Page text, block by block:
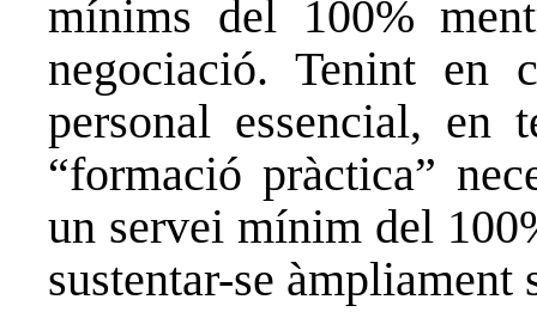
mínims del 100%
negociació. Tenint en
personal essencial, en
“formació pràctica”
un servei mínim del
sustentar-se àmpliament